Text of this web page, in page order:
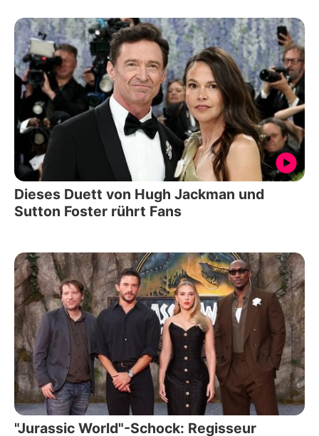
Dieses Duett von Hugh Jackman und
Sutton Foster rührt Fans
"Jurassic World"-Schock: Regisseur